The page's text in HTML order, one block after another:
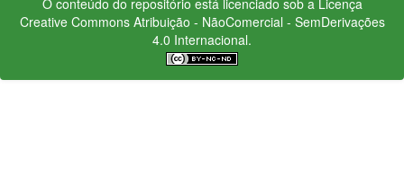
Creative CommonsAtribuição - NãoComercial - SemDerivações
4.0 Internacional.